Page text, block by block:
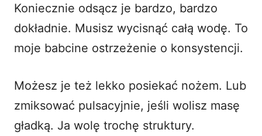
Koniecznie odsącz je bardzo, bardzo
dokładnie. Musisz wycisnąć całą wodę. To
moje babcine ostrzeżenie o konsystencji.
Możesz je też lekko posiekać nożem. Lub
zmiksować pulsacyjnie, jeśli wolisz masę
gładką. Ja wolę trochę struktury.